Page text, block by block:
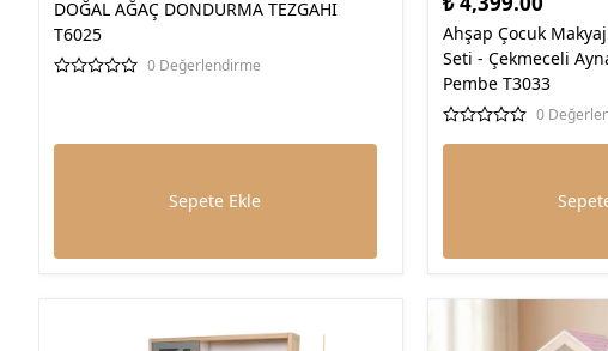
DOĞAL AĞAÇ DONDURMA TEZGAHI
T6025
0 Değerlendirme
Sepete Ekle
Ahşap Çocuk
Seti - Çekmeceli
Pembe T3033
0